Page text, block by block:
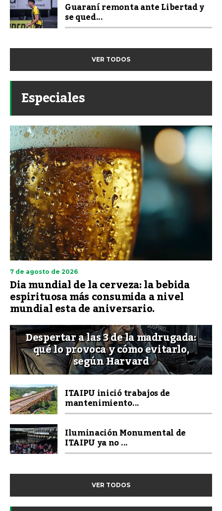
Guaraní remonta ante Libertad y
se qued...
VER TODOS
Especiales
7 de agosto de 2026
Dia mundial de la cerveza: la bebida
espirituosa más consumida a nivel
mundial esta de aniversario.
Despertar a las 3 de la madrugada:
qué lo provoca y cómo evitarlo,
según Harvard
ITAIPU inició trabajos de
mantenimiento...
Iluminación Monumental de
ITAIPU ya no ...
VER TODOS